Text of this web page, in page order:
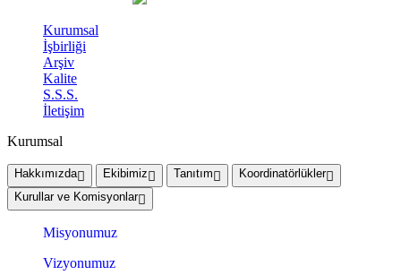
Kurumsal
İşbirliği
Arşiv
Kalite
S.S.S.
İletişim
Kurumsal
Hakkımızda Ekibimiz Tanıtım
Koordinatörlükler
Kurullar ve Komisyonlar
Misyonumuz
Vizyonumuz